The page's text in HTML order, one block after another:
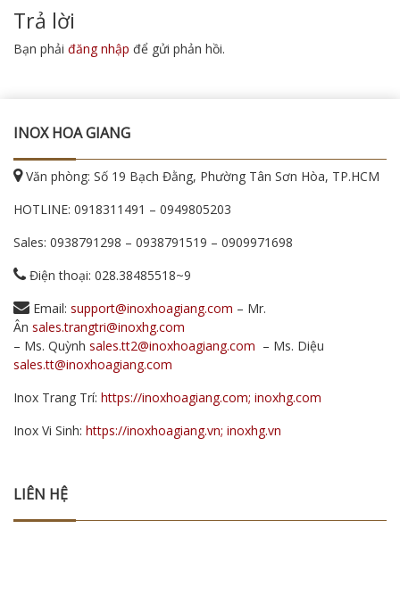
Trả lời
Bạn phải đăng nhập để gửi phản hồi.
INOX HOA GIANG
Văn phòng: Số 19 Bạch Đằng, Phường Tân Sơn Hòa, TP.HCM
HOTLINE: 0918311491 – 0949805203
Sales: 0938791298 – 0938791519 – 0909971698
Điện thoại: 028.38485518~9
Email: support@inoxhoagiang.com – Mr.
Ân sales.trangtri@inoxhg.com
– Ms. Quỳnh sales.tt2@inoxhoagiang.com – Ms. Diệu
sales.tt@inoxhoagiang.com
Inox Trang Trí: https://inoxhoagiang.com; inoxhg.com
Inox Vi Sinh: https://inoxhoagiang.vn; inoxhg.vn
LIÊN HỆ